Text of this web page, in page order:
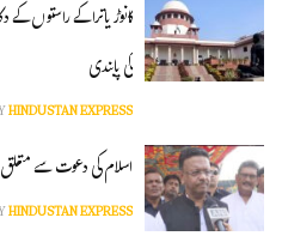
کانوڑ یاترا کے راستوں
کی پابندی
HINDUSTAN EXPRESS
اسلام کی دعوت سے متعلق
HINDUSTAN EXPRESS